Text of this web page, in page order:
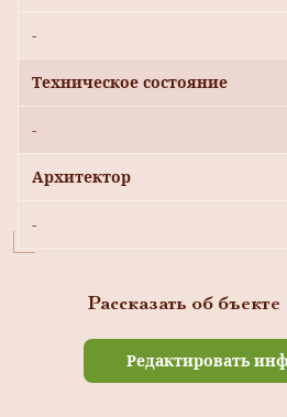
-
Техническое состояние
-
Архитектор
-
Рассказать об бъекте
Редактировать